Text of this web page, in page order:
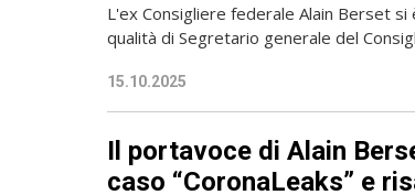
L'ex Consigliere federale Alain Berset si
qualità di Segretario generale del
15.10.2025
Il portavoce di Alain
caso “CoronaLeaks” e